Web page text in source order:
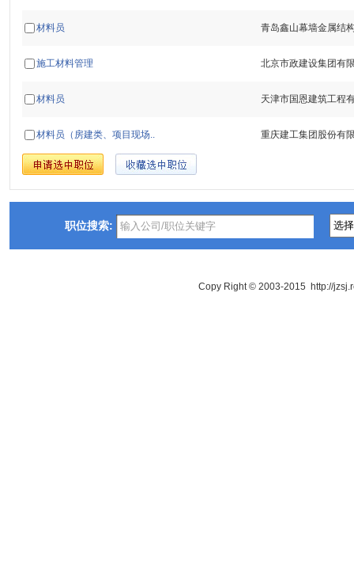
材料员 青岛鑫山幕墙金属结
施工材料管理 北京市政建设集团有
材料员 天津市国恩建筑工程
材料员（房建类、项目现场.. 重庆建工集团股份有
职位搜索:
Copy Right © 2003-2015 http://